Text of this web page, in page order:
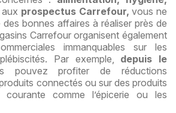
prospectus Carrefour, vous ne
bonnes affaires à réaliser près de
Carrefour organisent également
immanquables sur les
Par exemple, depuis le
pouvez profiter de réductions
connectés ou sur des produits
courante comme l’épicerie ou les